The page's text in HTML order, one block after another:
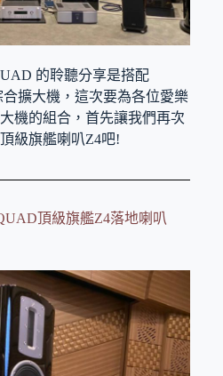
的聆聽分享是搭配
擴大機，這次要為各位愛樂
機的組合，首先讓我們再次
級旗艦喇叭Z4吧!
頂級旗艦Z4落地喇叭